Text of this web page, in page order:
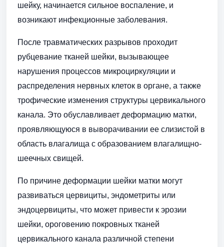
шейку, начинается сильное воспаление, и
возникают инфекционные заболевания.
После травматических разрывов проходит
рубцевание тканей шейки, вызывающее
нарушения процессов микроциркуляции и
распределения нервных клеток в органе, а также
трофические изменения структуры цервикального
канала. Это обуславливает деформацию матки,
проявляющуюся в выворачивании ее слизистой в
область влагалища с образованием влагалищно-
шеечных свищей.
По причине деформации шейки матки могут
развиваться цервициты, эндометриты или
эндоцервициты, что может привести к эрозии
шейки, ороговению покровных тканей
цервикального канала различной степени